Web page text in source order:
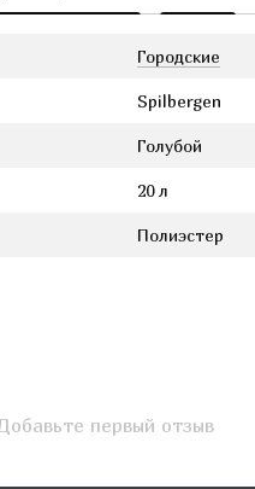
Городские
Spilbergen
Голубой
20 л
Полиэстер
первый отзыв